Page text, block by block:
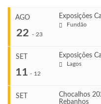
AGO
22 - 23
Exposições
Fundão
SET
11 - 12
Exposições
Lagos
SET
Chocalhos
Rebanhos